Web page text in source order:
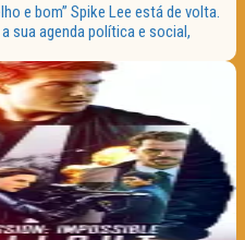
e bom” Spike Lee está de volta.
sua agenda política e social,